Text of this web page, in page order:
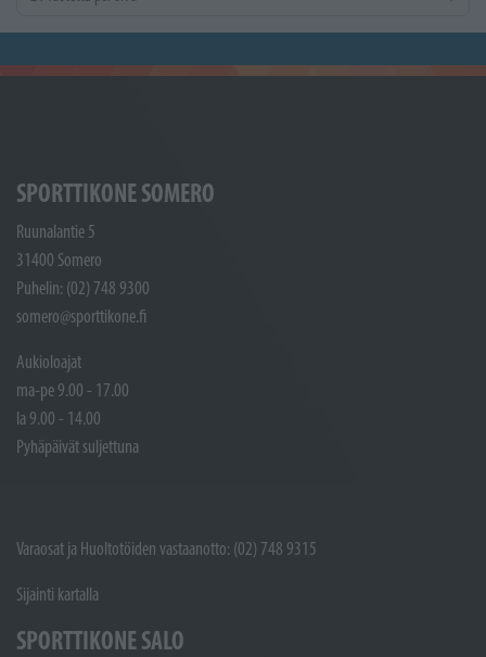
SPORTTIKONE SOMERO
Ruunalantie 5
31400 Somero
Puhelin: (02) 748 9300
somero@sporttikone.fi
Aukioloajat
ma-pe 9.00 - 17.00
la 9.00 - 14.00
Pyhäpäivät suljettuna
Varaosat ja Huoltotöiden vastaanotto: (02) 748 9315
Sijainti kartalla
SPORTTIKONE SALO